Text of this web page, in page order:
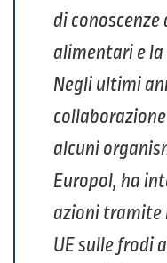
di conoscenze
alimentari e
Negli ultimi
alcuni
Europol, ha
azioni tramite
UE sulle frodi